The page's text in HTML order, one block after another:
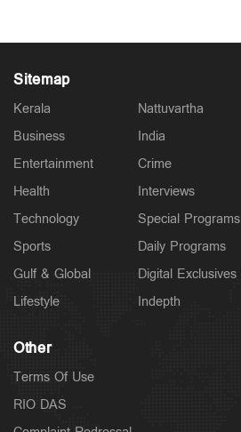
Latest
വിചാരണ കോടതിക്ക് വിമര്‍ശനം
3 hours ago
Sitemap
Kerala
Business
Entertainment
Health
Technology
Sports
Gulf & Global
Lifestyle
Nattuvartha
India
Crime
Interviews
Special Programs
Daily Programs
Digital Exclusives
Indepth
Other
Terms Of Use
RIO DAS